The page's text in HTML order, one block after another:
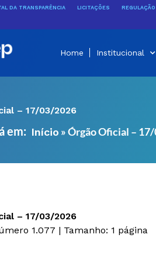
DA TRANSPARÊNCIA LICITAÇÕES
Home Institucional
– 17/03/2026
em: Início »Órgão Oficial –
– 17/03/2026
1.077 | Tamanho: 1 página